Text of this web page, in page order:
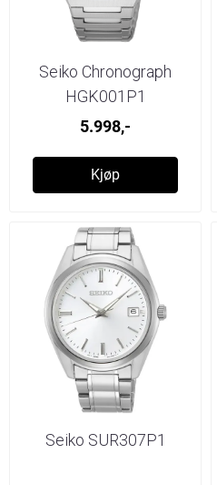
Seiko Chronograph
HGK001P1
5.998,-
Kjøp
Seiko SUR307P1